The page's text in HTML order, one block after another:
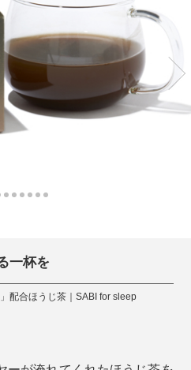
一杯を
配合ほうじ茶｜SABI for sleep